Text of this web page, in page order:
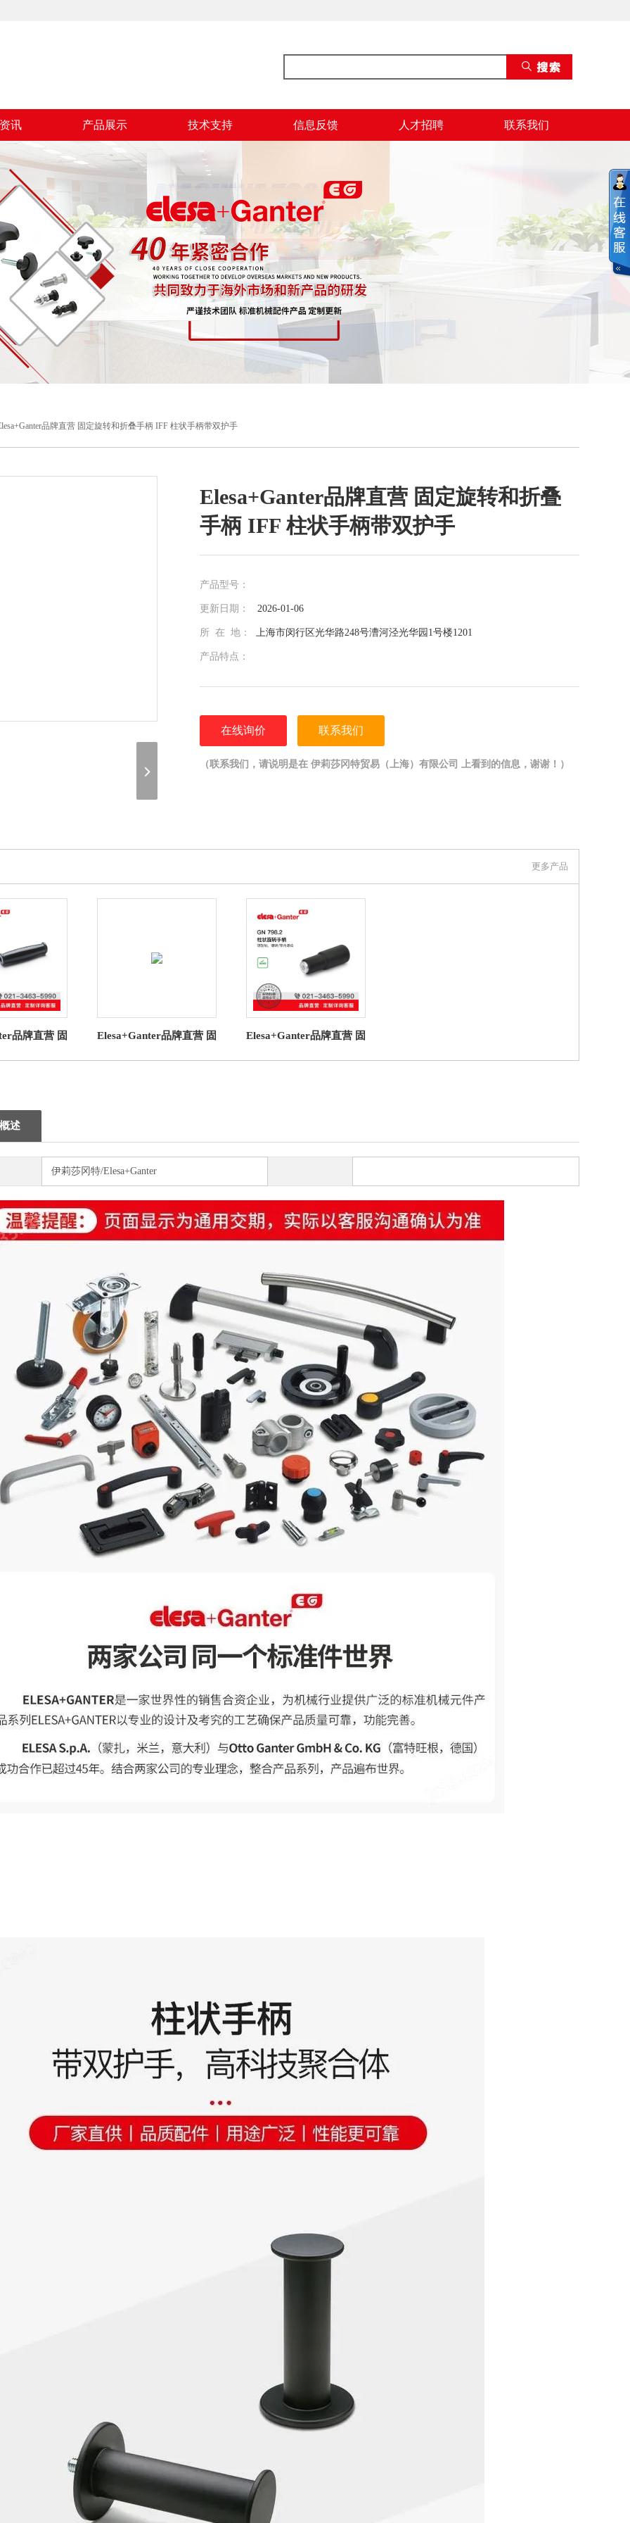
讯 产品展示 技术支持 信息反馈 人才招聘 联系我们
品牌直营 固定旋转和折叠手柄 IFF 柱状手柄带双护手
Elesa+Ganter品牌直营 固定旋转和折叠
手柄 IFF 柱状手柄带双护手
产品型号：
更新日期： 2026-01-06
所 在 地： 上海市闵行区光华路248号漕河泾光华园1号楼1201
产品特点：
在线询价 联系我们
（联系我们，请说明是在 伊莉莎冈特贸易（上海）有限公司 上看到的信息，谢谢！）
更多产品
品牌直营 固
凸缘手柄
Elesa+Ganter品牌直营 固
SOFT蘑菇旋转手柄
Elesa+Ganter品牌直营 固
798.2 柱状旋转
述
伊莉莎冈特/Elesa+Ganter